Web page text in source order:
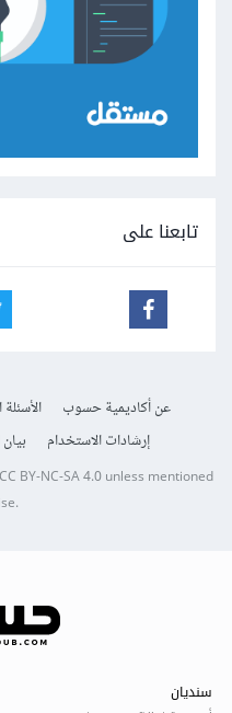
تابعنا على
عن أكاديمية حسوب الأسئلة
إرشادات الاستخدام
CC BY-NC-SA 4.0unless mentioned